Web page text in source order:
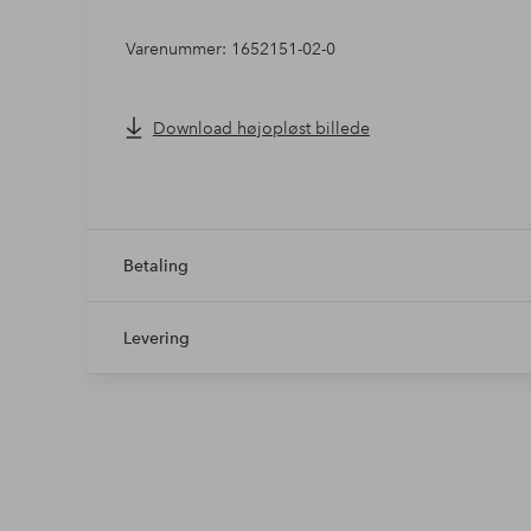
Varenummer: 1652151-02-0
Download højopløst billede
Betaling
Levering